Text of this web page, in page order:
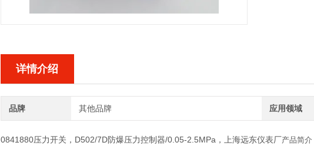
详情介绍
品牌 其他品牌 应用领域
0841880压力开关， D502/7D防爆压力控制器/0.05-2.5MPa，上海远东仪表厂产品简介